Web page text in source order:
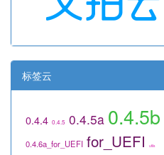
标签云
0.4.4 0.4.5 0.4.5a 0.4.5b
0.4.6a_for_UEFI for_UEFI utils